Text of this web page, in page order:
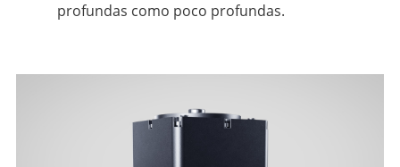
profundas como poco profundas.